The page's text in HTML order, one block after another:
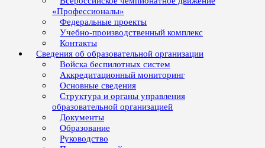
«Профессионалы»
Федеральные проекты
Учебно-производственный комплекс
Контакты
Сведения об образовательной организации
Войска беспилотных систем
Аккредитационный мониторинг
Основные сведения
Структура и органы управления
образовательной организацией
Документы
Образование
Руководство